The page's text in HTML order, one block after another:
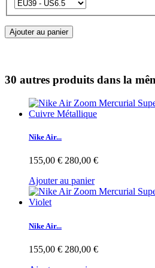
Ajouter au panier
30 autres produits dans la
Nike Air...
155,00 € 280,00 €
Ajouter au panier
Nike Air...
155,00 € 280,00 €